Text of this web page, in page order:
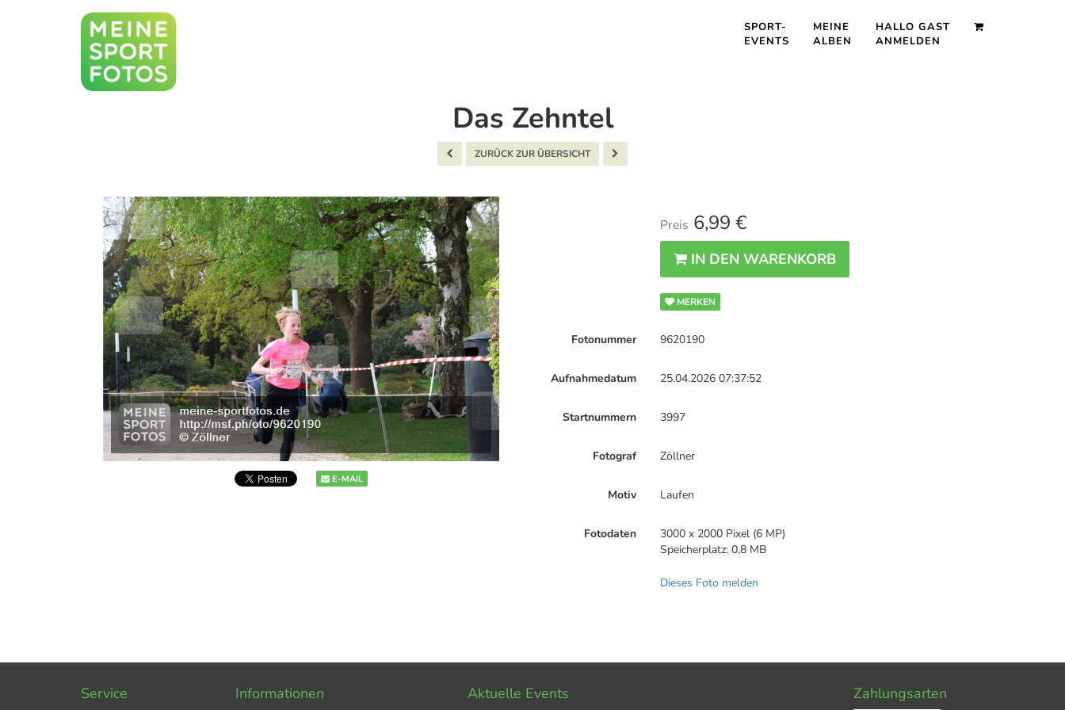
SPORT-
EVENTS
MEINE
ALBEN
HALLO GAST
ANMELDEN
Das Zehntel
ZURÜCK ZUR ÜBERSICHT
E-MAIL
Preis 6,99 €
IN DEN WARENKORB
MERKEN
Fotonummer 9620190
Aufnahmedatum 25.04.2026 07:37:52
Startnummern 3997
Fotograf Zöllner
Motiv Laufen
Fotodaten
3000 x 2000 Pixel (6 MP)
Speicherplatz: 0,8 MB
Dieses Foto melden
Service Informationen Aktuelle Events Zahlungsarten